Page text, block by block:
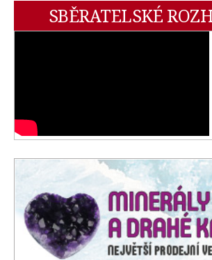
SBĚRATELSKÉ